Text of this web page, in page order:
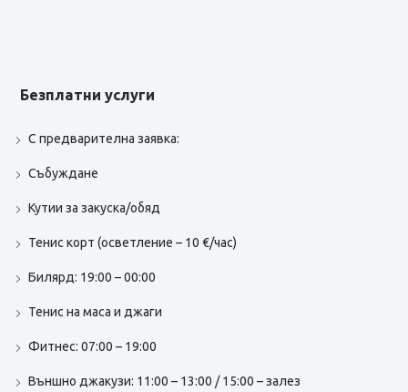
Безплатни услуги
С предварителна заявка:
Събуждане
Кутии за закуска/обяд
Тенис корт (осветление – 10 €/час)
Билярд: 19:00 – 00:00
Тенис на маса и джаги
Фитнес: 07:00 – 19:00
Външно джакузи: 11:00 – 13:00 / 15:00 – залез